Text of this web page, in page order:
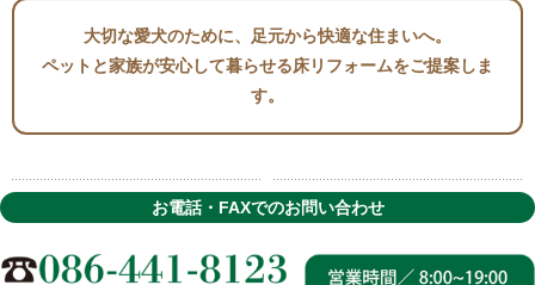
大切な愛犬のために、足元から快適な住まいへ。
ペットと家族が安心して暮らせる床リフォームをご提案しま
す。
お電話・FAXでのお問い合わせ